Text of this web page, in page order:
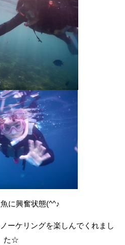
に興奮状態(^^♪
ーケリングを楽しんでくれまし
た☆